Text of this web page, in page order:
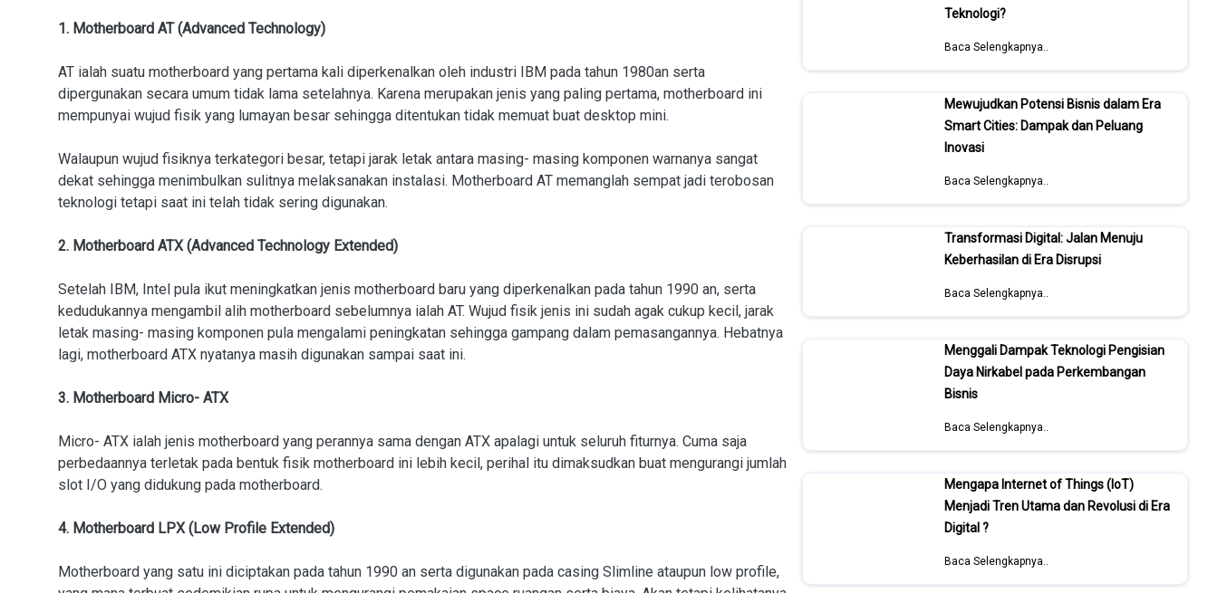
1. Motherboard AT (Advanced Technology)
AT ialah suatu motherboard yang pertama kali diperkenalkan oleh industri IBM pada tahun 1980an serta
dipergunakan secara umum tidak lama setelahnya. Karena merupakan jenis yang paling pertama, motherboard ini
mempunyai wujud fisik yang lumayan besar sehingga ditentukan tidak memuat buat desktop mini.
Walaupun wujud fisiknya terkategori besar, tetapi jarak letak antara masing- masing komponen warnanya sangat
dekat sehingga menimbulkan sulitnya melaksanakan instalasi. Motherboard AT memanglah sempat jadi terobosan
teknologi tetapi saat ini telah tidak sering digunakan.
2. Motherboard ATX (Advanced Technology Extended)
Setelah IBM, Intel pula ikut meningkatkan jenis motherboard baru yang diperkenalkan pada tahun 1990 an, serta
kedudukannya mengambil alih motherboard sebelumnya ialah AT. Wujud fisik jenis ini sudah agak cukup kecil, jarak
letak masing- masing komponen pula mengalami peningkatan sehingga gampang dalam pemasangannya. Hebatnya
lagi, motherboard ATX nyatanya masih digunakan sampai saat ini.
3. Motherboard Micro- ATX
Micro- ATX ialah jenis motherboard yang perannya sama dengan ATX apalagi untuk seluruh fiturnya. Cuma saja
perbedaannya terletak pada bentuk fisik motherboard ini lebih kecil, perihal itu dimaksudkan buat mengurangi jumlah
slot I/O yang didukung pada motherboard.
4. Motherboard LPX (Low Profile Extended)
Motherboard yang satu ini diciptakan pada tahun 1990 an serta digunakan pada casing Slimline ataupun low profile,
Teknologi?
Baca Selengkapnya..
Mewujudkan Potensi Bisnis dalam Era
Smart Cities: Dampak dan Peluang
Inovasi
Baca Selengkapnya..
Transformasi Digital: Jalan Menuju
Keberhasilan di Era Disrupsi
Baca Selengkapnya..
Menggali Dampak Teknologi Pengisian
Daya Nirkabel pada Perkembangan
Bisnis
Baca Selengkapnya..
Mengapa Internet of Things (IoT)
Menjadi Tren Utama dan Revolusi di Era
Digital ?
Baca Selengkapnya..